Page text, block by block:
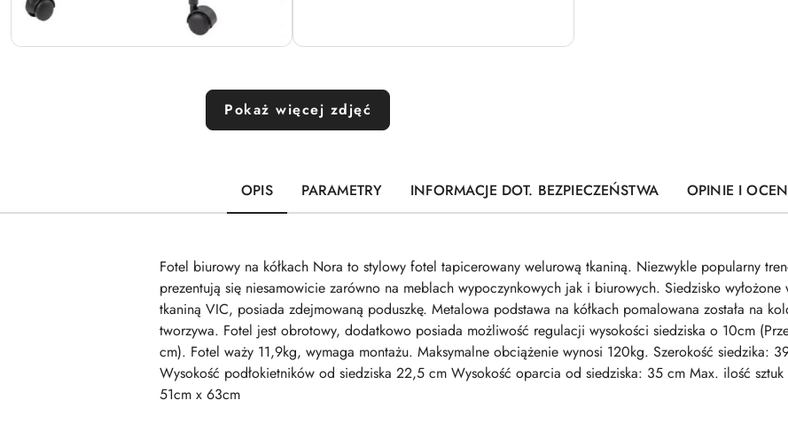
Pokaż więcej zdjęć
OPIS PARAMETRY INFORMACJE DOT. BEZPIECZEŃSTWA OPINIE I
Fotel biurowy na kółkach Nora to stylowy fotel tapicerowany welurową tkaniną. Niezwykle popularny
prezentują się niesamowicie zarówno na meblach wypoczynkowych jak i biurowych. Siedzisko
tkaniną VIC, posiada zdejmowaną poduszkę. Metalowa podstawa na kółkach pomalowana została na
tworzywa. Fotel jest obrotowy, dodatkowo posiada możliwość regulacji wysokości siedziska o 10cm
cm). Fotel waży 11,9kg, wymaga montażu. Maksymalne obciążenie wynosi 120kg. Szerokość siedzika:
Wysokość podłokietników od siedziska 22,5 cm Wysokość oparcia od siedziska: 35 cm Max. ilość
51cm x 63cm